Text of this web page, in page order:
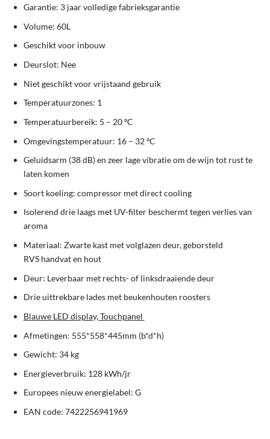
Garantie: 3 jaar volledige fabrieksgarantie
Volume: 60L
Geschikt voor inbouw
Deurslot: Nee
Niet geschikt voor vrijstaand gebruik
Temperatuurzones: 1
Temperatuurbereik: 5 – 20 ºC
Omgevingstemperatuur: 16 – 32 ºC
Geluidsarm (38 dB) en zeer lage vibratie om de wijn tot rust te
laten komen
Soort koeling: compressor met direct cooling
Isolerend drie laags met UV-filter beschermt tegen verlies van
aroma
Materiaal: Zwarte kast met volglazen deur, geborsteld
RVS handvat en hout
Deur: Leverbaar met rechts- of linksdraaiende deur
Drie uittrekbare lades met beukenhouten roosters
Blauwe LED display, Touchpanel
Afmetingen: 555*558*445mm (b*d*h)
Gewicht: 34 kg
Energieverbruik: 128 kWh/jr
Europees nieuw energielabel: G
EAN code: 7422256941969